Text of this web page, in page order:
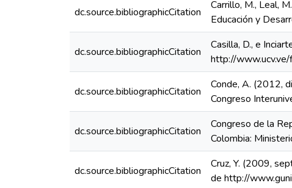
dc.source.bibliographicCitation
Carrillo, M., Leal,
Educación y
dc.source.bibliographicCitation
Casilla, D., e
http://www.ucv.ve/
dc.source.bibliographicCitation
Conde, A. (2012,
Congreso
dc.source.bibliographicCitation
Congreso de la
Colombia:
dc.source.bibliographicCitation
Cruz, Y. (2009,
de http://